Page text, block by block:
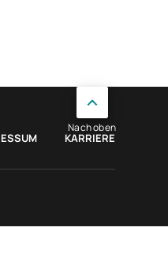
KARRIERE
Nach oben